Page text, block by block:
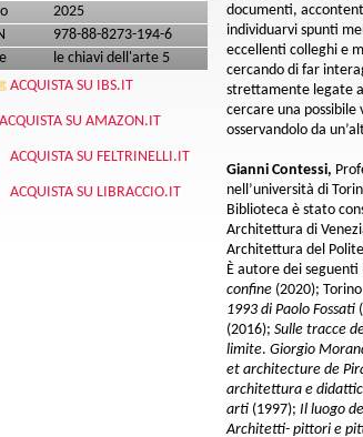
2025
978-88-8273-194-6
le chiavi dell'arte 5
ACQUISTA SU IBS.IT
ACQUISTA SU AMAZON.IT
ACQUISTA SU FELTRINELLI.IT
ACQUISTA SU LIBRACCIO.IT
documenti,
individuarvi spunti
eccellenti colleghi e
cercando di far
strettamente legate
cercare una
osservandolo da
Gianni Contessi,
nell’università di
Biblioteca è stato
Architettura di
Architettura del
È autore dei seguenti
confine (2020);
1993 di Paolo Fossati
(2016); Sulle tracce
limite. Giorgio
et architecture de
architettura e
arti (1997); Il luogo
Architetti- pittori e